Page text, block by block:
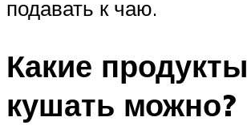
подавать к чаю.
Какие продукты
кушать можно?